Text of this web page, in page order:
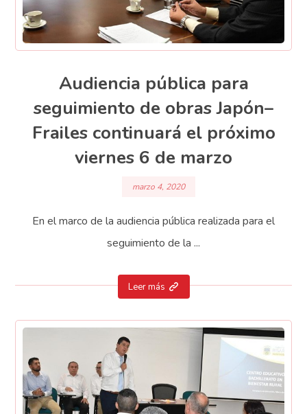
Audiencia pública para
seguimiento de obras Japón–
Frailes continuará el próximo
viernes 6 de marzo
marzo 4, 2020
En el marco de la audiencia pública realizada para el
seguimiento de la ...
Leer más